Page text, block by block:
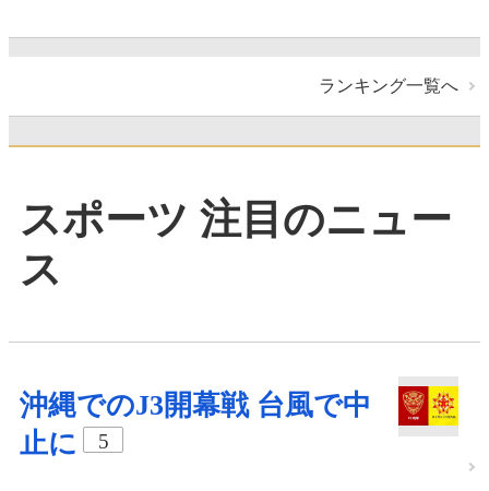
ランキング一覧へ
スポーツ 注目のニュー
ス
沖縄でのJ3開幕戦 台風で中
止に
5